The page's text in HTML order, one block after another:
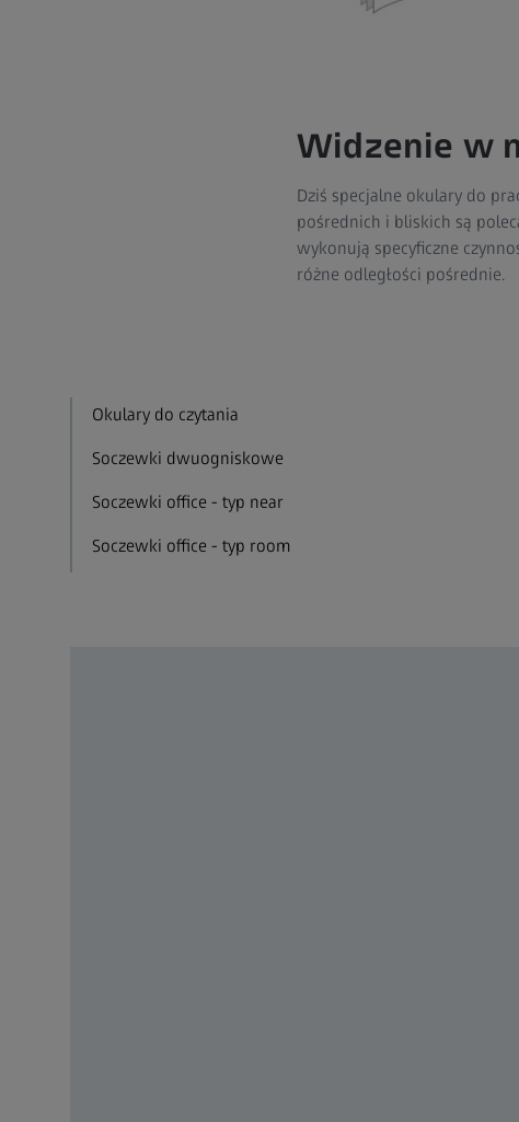
Widzenie w
Dziś specjalne okulary do
pośrednich i bliskich są
wykonują specyficzne
różne odległości pośrednie.
Okulary do czytania
Soczewki dwuogniskowe
Soczewki office - typ near
Soczewki office - typ room